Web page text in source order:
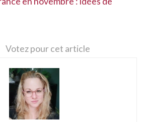
Votez pour cet article